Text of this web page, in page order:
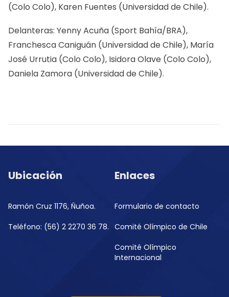
(Colo Colo), Karen Fuentes (Universidad de Chile).
Delanteras: Yenny Acuña (Sport Bahía/BRA),
Franchesca Caniguán (Universidad de Chile), María
José Urrutia (Colo Colo), Isidora Olave (Colo Colo),
Daniela Zamora (Universidad de Chile).
Ubicación
Ramón Cruz 1176, Ñuñoa.
Teléfono: (56) 2 2270 36 78.
Enlaces
Formulario de contacto
Comité Olímpico de Chile
Comité Olímpico
Internacional